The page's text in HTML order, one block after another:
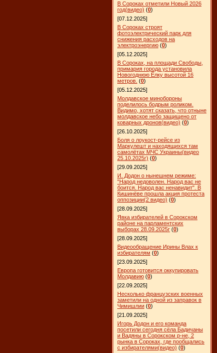
В Сороках отметили Новый 2026
год(видео) (0)
[07.12.2025]
В Сороках строят
фотоэлектрический парк для
снижения расходов на
электроэнергию (0)
[05.12.2025]
В Сороках, на площади Свободы,
примария города установила
Новогоднюю Ёлку высотой 16
метров. (0)
[05.12.2025]
Молдавское минобороны
поделилось бодрым роликом.
Видимо, хотят сказать, что отныне
молдавское небо защищено от
коварных дронов(видео) (0)
[26.10.2025]
Боля о лоукост-рейсе из
Маркулешт и находящихся там
самолётах МЧС Украины(видео
25.10.2025г) (0)
[29.09.2025]
И. Додон о нынешнем режиме:
"Народ недоволен. Народ вас не
боится. Народ вас ненавидит". В
Кишинёве прошла акция протеста
оппозиции(2 видео) (0)
[28.09.2025]
Явка избирателей в Сорокском
районе на парламентских
выборах 28.09.2025г (0)
[28.09.2025]
Видеообращение Ирины Влах к
избирателям (0)
[23.09.2025]
Европа готовится оккупировать
Молдавию (0)
[22.09.2025]
Несколько французских военных
заметили на одной из заправок в
Чимишлии (0)
[21.09.2025]
Игорь Додон и его команда
посетили сегодня сёла Бадичаны
и Вадяны в Сорокском р-не, 2
рынка в Сороках, где пообщались
с избирателями(видео) (0)